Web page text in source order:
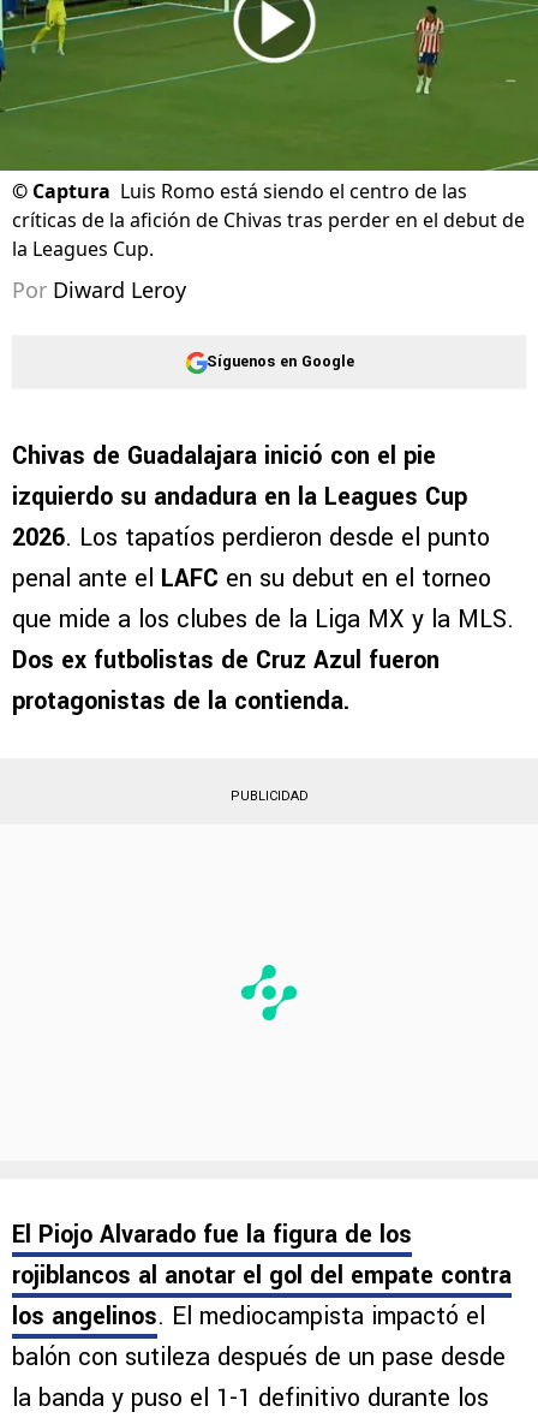
© Captura Luis Romo está siendo el centro de las
críticas de la afición de Chivas tras perder en el debut de
la Leagues Cup.
Por Diward Leroy
Síguenos en Google
Chivas de Guadalajara inició con el pie
izquierdo su andadura en la Leagues Cup
2026. Los tapatíos perdieron desde el punto
penal ante el LAFC en su debut en el torneo
que mide a los clubes de la Liga MX y la MLS.
Dos ex futbolistas de Cruz Azul fueron
protagonistas de la contienda.
PUBLICIDAD
El Piojo Alvarado fue la figura de los
rojiblancos al anotar el gol del empate contra
los angelinos. El mediocampista impactó el
balón con sutileza después de un pase desde
la banda y puso el 1-1 definitivo durante los